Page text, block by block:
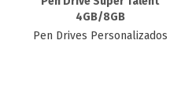
4GB/8GB
Pen Drives Personalizados